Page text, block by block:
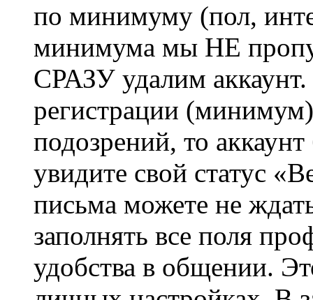
по минимуму (пол,
минимума мы НЕ
СРАЗУ удалим
регистрации
подозрений, то
увидите свой статус
письма можете не
заполнять все поля
удобства в общении.